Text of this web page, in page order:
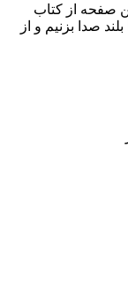
صفحه از کتاب
صدا بزنیم و از